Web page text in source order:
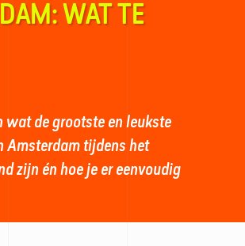
WAT TE
wat de grootste en leukste
Amsterdam tijdens het
zijn én hoe je er eenvoudig